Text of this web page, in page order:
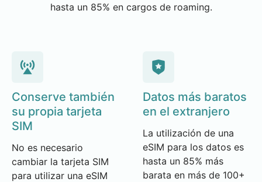
hasta un 85% en cargos de roaming.
Conserve también
su propia tarjeta
SIM
No es necesario
cambiar la tarjeta SIM
para utilizar una eSIM
Datos más baratos
en el extranjero
La utilización de una
eSIM para los datos es
hasta un 85% más
barata en más de 100+